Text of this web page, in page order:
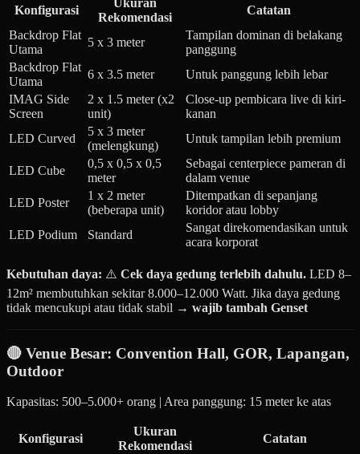
Konfigurasi
Ukuran
Rekomendasi
Catatan
Backdrop Flat
Utama
5 x 3 meter
Tampilan dominan di belakang
panggung
Backdrop Flat
Utama
6 x 3.5 meter
Untuk panggung lebih lebar
IMAG Side
Screen
2 x 1.5 meter (x2
unit)
Close-up pembicara live di kiri-
kanan
LED Curved
5 x 3 meter
(melengkung)
Untuk tampilan lebih premium
LED Cube
0,5 x 0,5 x 0,5
meter
Sebagai centerpiece pameran di
dalam venue
LED Poster
1 x 2 meter
(beberapa unit)
Ditempatkan di sepanjang
koridor atau lobby
LED Podium
Standard
Sangat direkomendasikan untuk
acara korporat
Kebutuhan daya: ⚠️ Cek daya gedung terlebih dahulu. LED 8–
12m² membutuhkan sekitar 8.000–12.000 Watt. Jika daya gedung
tidak mencukupi atau tidak stabil → wajib tambah Genset
🔴 Venue Besar: Convention Hall, GOR, Lapangan,
Outdoor
Kapasitas: 500–5.000+ orang | Area panggung: 15 meter ke atas
Konfigurasi
Ukuran
Rekomendasi
Catatan